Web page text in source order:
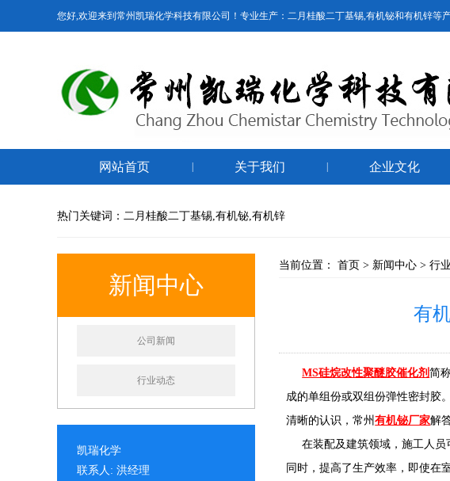
您好,欢迎来到常州凯瑞化学科技有限公司！专业生产：二月桂酸二丁基锡,有机铋和有机锌等
网站首页 关于我们 企业文化
热门关键词：二月桂酸二丁基锡,有机铋,有机锌
新闻中心
公司新闻
行业动态
凯瑞化学
联系人: 洪经理
当前位置： 首页 > 新闻中心 > 行
有
MS硅烷改性聚醚胶催化剂简
成的单组份或双组份弹性密封胶
清晰的认识，常州有机铋厂家解
在装配及建筑领域，施工人员
同时，提高了生产效率，即使在